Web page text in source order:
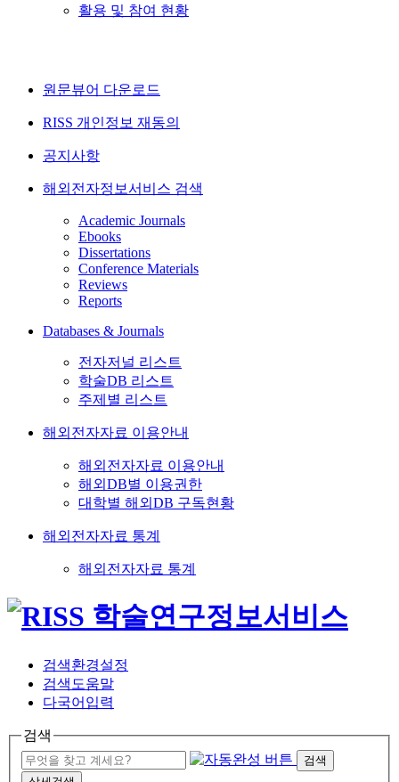
활용 및 참여 현황
원문뷰어 다운로드
RISS 개인정보 재동의
공지사항
해외전자정보서비스 검색
Academic Journals
Ebooks
Dissertations
Conference Materials
Reviews
Reports
Databases & Journals
전자저널 리스트
학술DB 리스트
주제별 리스트
해외전자자료 이용안내
해외전자자료 이용안내
해외DB별 이용권한
대학별 해외DB 구독현황
해외전자자료 통계
해외전자자료 통계
검색환경설정
검색도움말
다국어입력
검색
검색